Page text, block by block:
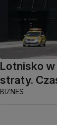
Lotnisko w
straty.
BIZNES